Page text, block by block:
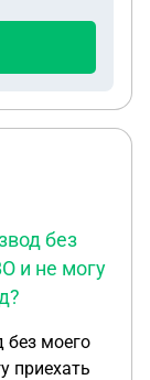
без
и не могу
без моего
приехать